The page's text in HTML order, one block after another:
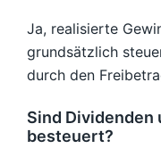
Ja, realisierte
grundsätzlich
durch den
Sind Dividenden
besteuert?